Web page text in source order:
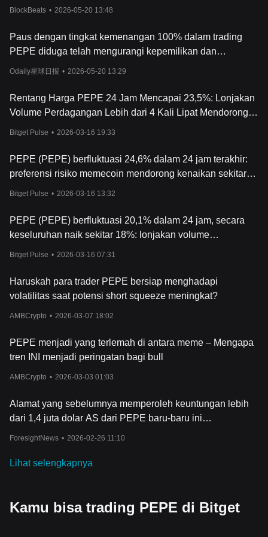
koin PEPE menunjukkan momen-momen kenaikan yang
ini. Kapitalisasi pasar PEPE, meskipun mengesankan, masih
kalah besar dibandingkan dengan koin-koin meme lain yang
sudah lebih dulu ada, yang mengindikasikan bahwa PEPE masih
berada di tahap awal perke
kekuatan budaya dan komunitas di dunia mata uang kripto.
Meskipun tidak memiliki dasar fundamental seperti yang terlihat
dapat diabaikan. Investor yang tertarik dengan token PEPE
uang kripto PEPE untuk mencari peluang dan tren potensial.
BlockBeats • 2026-05-20 13:48
Paus dengan tingkat kemenangan 100% dalam trading
PEPE diduga telah mengurangi kepemilikan dan
melakukan cut loss, diperkirakan mengalami kerugian
Odaily星球日报 • 2026-05-20 13:29
Rentang Harga PEPE 24 Jam Mencapai 23,5%: Lonjakan
Volume Perdagangan Lebih dari 4 Kali Lipat Mendorong
Bitget Pulse • 2026-03-16 19:33
PEPE (PEPE) berfluktuasi 24,6% dalam 24 jam terakhir:
preferensi risiko memecoin mendorong kenaikan sekitar
Bitget Pulse • 2026-03-16 13:32
PEPE (PEPE) berfluktuasi 20,1% dalam 24 jam, secara
keseluruhan naik sekitar 18%: lonjakan volume
Bitget Pulse • 2026-03-16 07:31
Haruskah para trader PEPE bersiap menghadapi
volatilitas saat potensi short squeeze meningkat?
AMBCrypto • 2026-03-07 18:02
PEPE menjadi yang terlemah di antara meme – Mengapa
tren INI menjadi peringatan bagi bull
AMBCrypto • 2026-03-03 01:03
Alamat yang sebelumnya memperoleh keuntungan lebih
dari 1,4 juta dolar AS dari PEPE baru-baru ini
ForesightNews • 2026-02-26 11:10
Lihat selengkapnya
Kamu bisa trading PEPE di Bitget